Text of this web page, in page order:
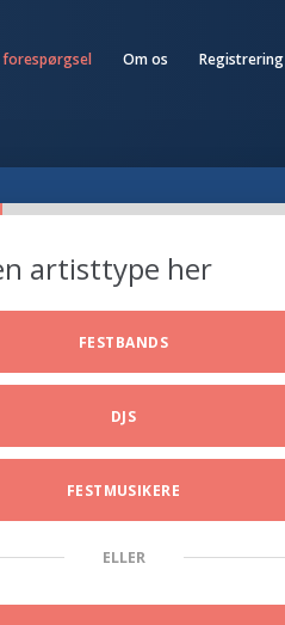
forespørgsel Om os Registrering
artisttype her
FESTBANDS
DJS
FESTMUSIKERE
ELLER